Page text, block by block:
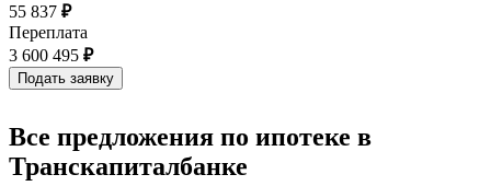
55 837 ₽
Переплата
3 600 495 ₽
Все предложения по ипотеке в
Транскапиталбанке